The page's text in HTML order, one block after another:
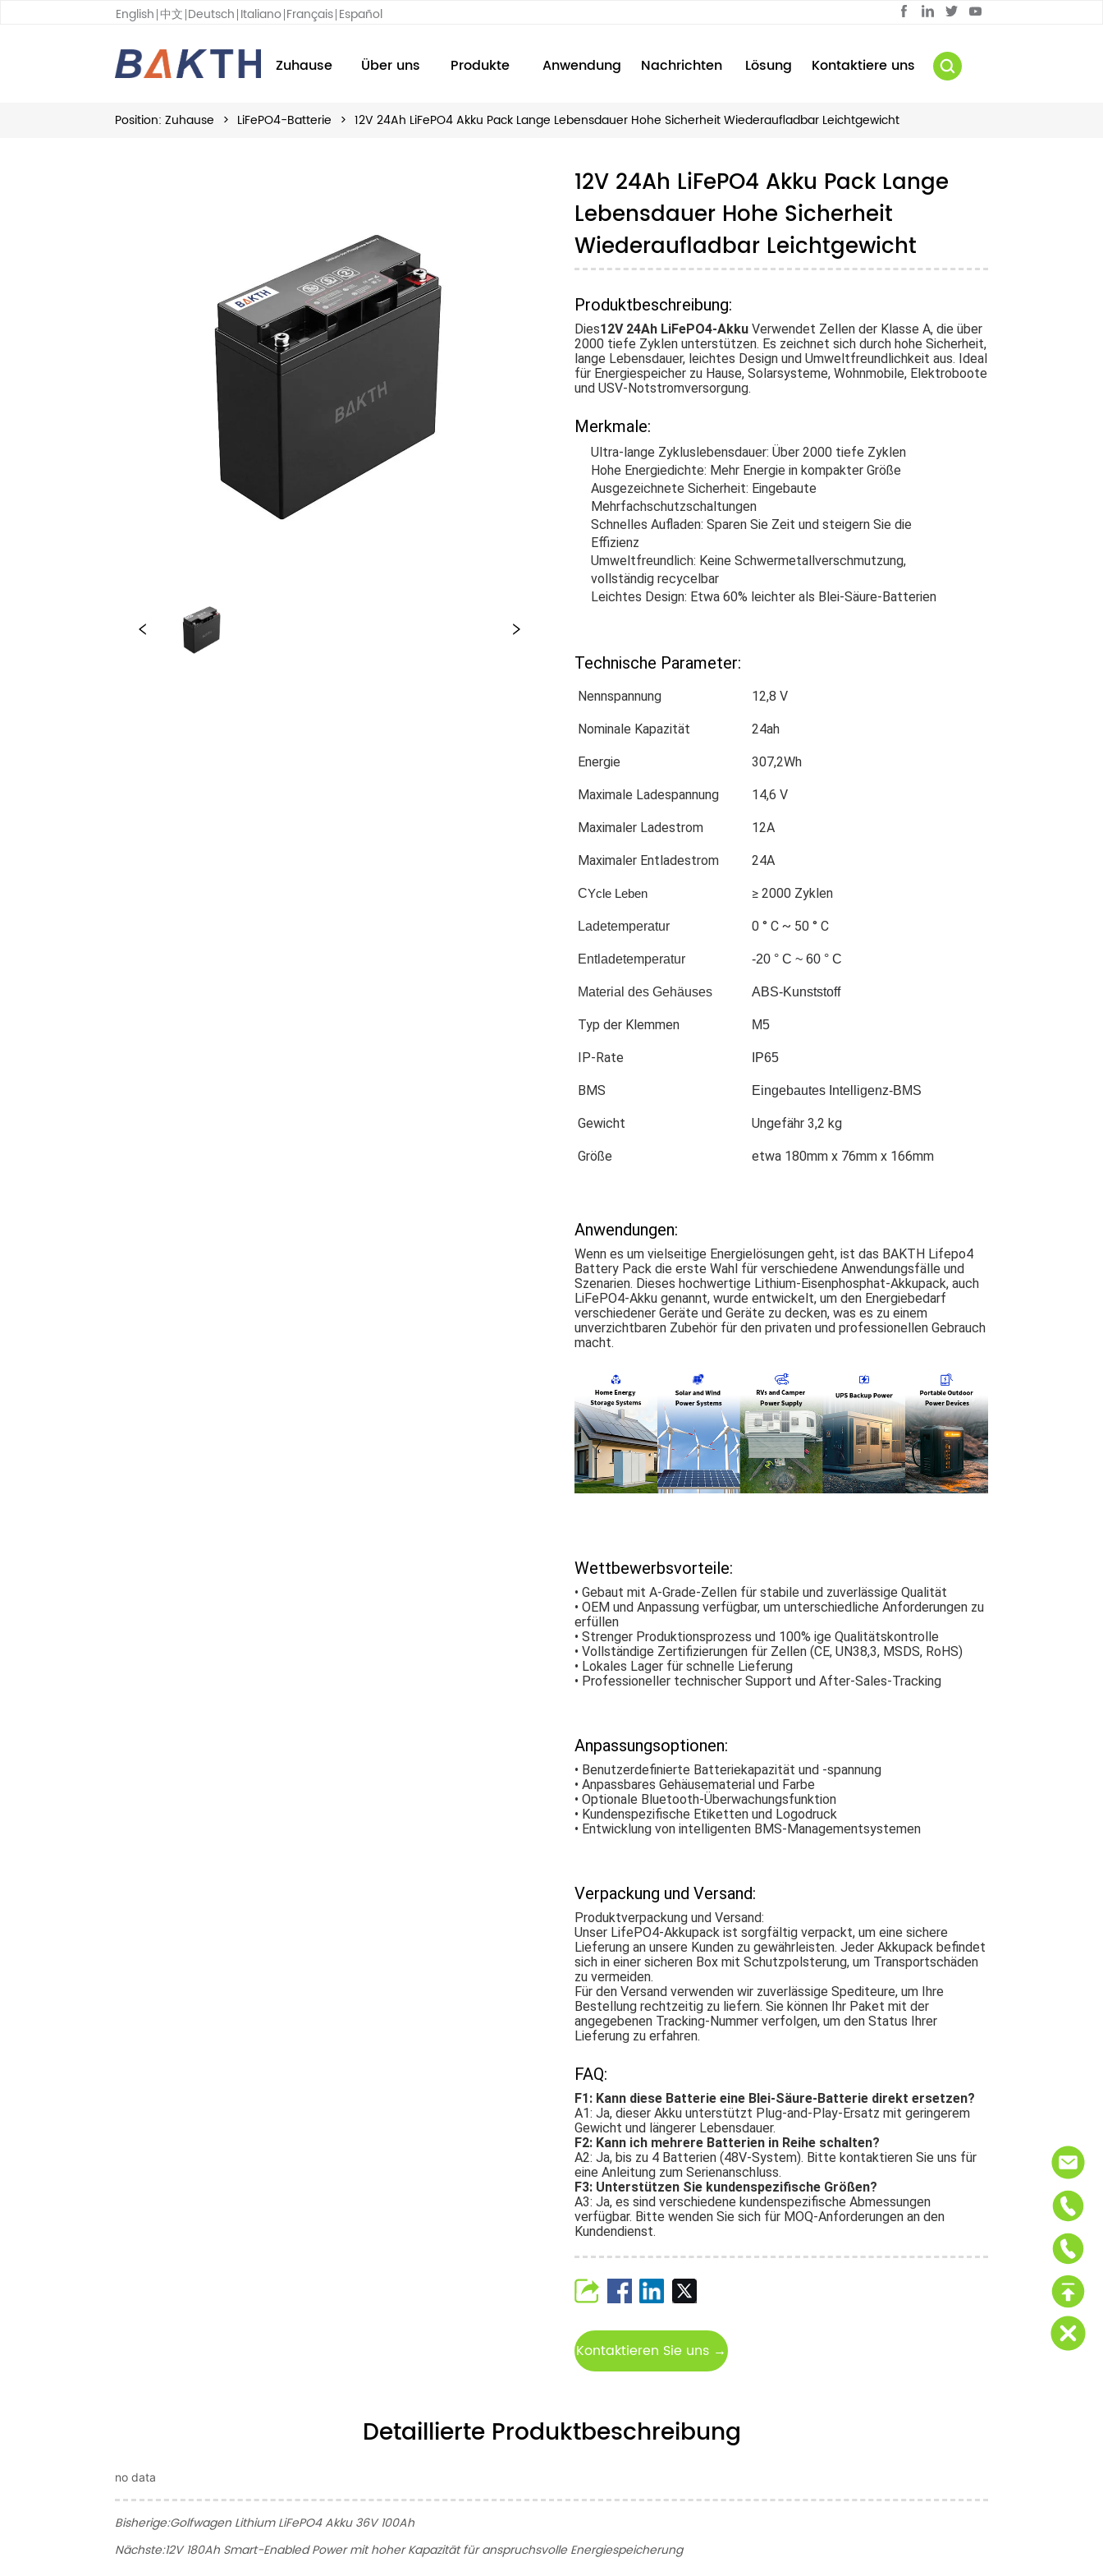
English 中文 Deutsch Italiano Français Español
Zuhause Über uns Produkte Anwendung Nachrichten Lösung Kontaktiere uns
Position: Zuhause > LiFePO4-Batterie > 12V 24Ah LiFePO4 Akku Pack Lange Lebensdauer Hohe Sicherheit Wiederaufladbar Leichtgewicht
12V 24Ah LiFePO4 Akku Pack Lange
Lebensdauer Hohe Sicherheit
Wiederaufladbar Leichtgewicht
Produktbeschreibung:
Dies12V 24Ah LiFePO4-Akku Verwendet Zellen der Klasse A, die über
2000 tiefe Zyklen unterstützen. Es zeichnet sich durch hohe Sicherheit,
lange Lebensdauer, leichtes Design und Umweltfreundlichkeit aus. Ideal
für Energiespeicher zu Hause, Solarsysteme, Wohnmobile, Elektroboote
und USV-Notstromversorgung.
Merkmale:
Ultra-lange Zykluslebensdauer: Über 2000 tiefe Zyklen
Hohe Energiedichte: Mehr Energie in kompakter Größe
Ausgezeichnete Sicherheit: Eingebaute
Mehrfachschutzschaltungen
Schnelles Aufladen: Sparen Sie Zeit und steigern Sie die
Effizienz
Umweltfreundlich: Keine Schwermetallverschmutzung,
vollständig recycelbar
Leichtes Design: Etwa 60% leichter als Blei-Säure-Batterien
Technische Parameter:
Nennspannung 12,8 V
Nominale Kapazität 24ah
Energie 307,2Wh
Maximale Ladespannung 14,6 V
Maximaler Ladestrom 12A
Maximaler Entladestrom 24A
CYcle Leben ≥ 2000 Zyklen
Ladetemperatur 0 ° C ~ 50 ° C
Entladetemperatur -20 ° C ~ 60 ° C
Material des Gehäuses ABS-Kunststoff
Typ der Klemmen M5
IP-Rate IP65
BMS Eingebautes Intelligenz-BMS
Gewicht Ungefähr 3,2 kg
Größe etwa 180mm x 76mm x 166mm
Anwendungen:
Wenn es um vielseitige Energielösungen geht, ist das BAKTH Lifepo4
Battery Pack die erste Wahl für verschiedene Anwendungsfälle und
Szenarien. Dieses hochwertige Lithium-Eisenphosphat-Akkupack, auch
LiFePO4-Akku genannt, wurde entwickelt, um den Energiebedarf
verschiedener Geräte und Geräte zu decken, was es zu einem
unverzichtbaren Zubehör für den privaten und professionellen Gebrauch
macht.
Wettbewerbsvorteile:
• Gebaut mit A-Grade-Zellen für stabile und zuverlässige Qualität
• OEM und Anpassung verfügbar, um unterschiedliche Anforderungen zu
erfüllen
• Strenger Produktionsprozess und 100% ige Qualitätskontrolle
• Vollständige Zertifizierungen für Zellen (CE, UN38,3, MSDS, RoHS)
• Lokales Lager für schnelle Lieferung
• Professioneller technischer Support und After-Sales-Tracking
Anpassungsoptionen:
• Benutzerdefinierte Batteriekapazität und -spannung
• Anpassbares Gehäusematerial und Farbe
• Optionale Bluetooth-Überwachungsfunktion
• Kundenspezifische Etiketten und Logodruck
• Entwicklung von intelligenten BMS-Managementsystemen
Verpackung und Versand:
Produktverpackung und Versand:
Unser LifePO4-Akkupack ist sorgfältig verpackt, um eine sichere
Lieferung an unsere Kunden zu gewährleisten. Jeder Akkupack befindet
sich in einer sicheren Box mit Schutzpolsterung, um Transportschäden
zu vermeiden.
Für den Versand verwenden wir zuverlässige Spediteure, um Ihre
Bestellung rechtzeitig zu liefern. Sie können Ihr Paket mit der
angegebenen Tracking-Nummer verfolgen, um den Status Ihrer
Lieferung zu erfahren.
FAQ:
F1: Kann diese Batterie eine Blei-Säure-Batterie direkt ersetzen?
A1: Ja, dieser Akku unterstützt Plug-and-Play-Ersatz mit geringerem
Gewicht und längerer Lebensdauer.
F2: Kann ich mehrere Batterien in Reihe schalten?
A2: Ja, bis zu 4 Batterien (48V-System). Bitte kontaktieren Sie uns für
eine Anleitung zum Serienanschluss.
F3: Unterstützen Sie kundenspezifische Größen?
A3: Ja, es sind verschiedene kundenspezifische Abmessungen
verfügbar. Bitte wenden Sie sich für MOQ-Anforderungen an den
Kundendienst.
Kontaktieren Sie uns →
Detaillierte Produktbeschreibung
no data
Bisherige:Golfwagen Lithium LiFePO4 Akku 36V 100Ah
Nächste:12V 180Ah Smart-Enabled Power mit hoher Kapazität für anspruchsvolle Energiespeicherung